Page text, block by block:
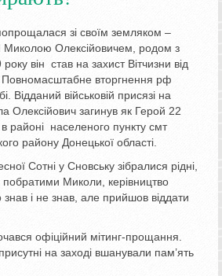
зі своїм земляком –
Олексійовичем, родом з
він став на захист Вітчизни від
Повномасштабне вторгнення рф
Відданий військовій присязі на
Олексійович загинув як Герой 22
районі населеного пункту смт
району Донецької області.
Сотні у Сновську зібралися рідні,
побратими Миколи, керівництво
знав і не знав, але прийшов віддати
офіційний мітинг-прощання.
на заході вшанували пам’ять